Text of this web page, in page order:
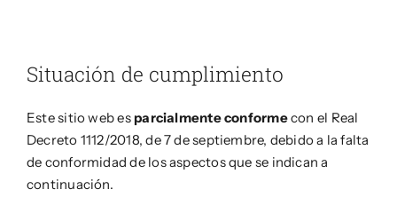
Situación de cumplimiento
Este sitio web es parcialmente conformecon el Real
Decreto 1112/2018, de 7 de septiembre, debido a la falta
de conformidad de los aspectos que se indican a
continuación.